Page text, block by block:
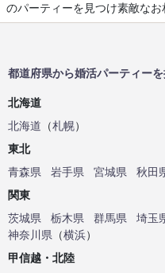
のパーティーを見つけ素敵なお
都道府県から婚活パーティー
北海道
北海道 （札幌）
東北
青森県
岩手県 宮城県 秋田
関東
茨城県
栃木県 群馬県 埼玉
神奈川県 （横浜）
甲信越・北陸